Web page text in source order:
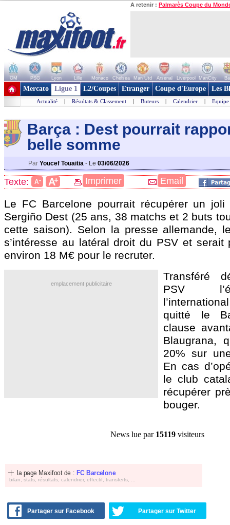
A retenir : Palmarès Coupe du
OM PSG Lyon Lille Monaco Chelsea Man Utd Arsenal Liverpool ManCity
+ de clubs
Mercato Ligue 1 L2/Coupes Etranger Coupe d'Europe Les
Actualité | Résultats & Classement | Buteurs | Calendrier | Equipe
Barça : Dest pourrait
belle somme
Par Youcef Touaitia - Le 03/06/2026
Texte: A- A+ Imprimer Email
Le FC Barcelone pourrait récupérer un
Sergiño Dest (25 ans, 38 matchs et 2 buts
cette saison). Selon la presse allemande,
s’intéresse au latéral droit du PSV et serait
environ 18 M€ pour le recruter.
emplacement publicitaire
Transféré
PSV
quitté le
clause
Blaugrana,
20% sur
En cas
le club
récupérer
bouger.
News lue par 15119visiteurs
la page Maxifoot de : FC Barcelone
bilan, stats, résultats, calendrier, effectif, transferts, ...
Partager sur Facebook Partager sur Twitter